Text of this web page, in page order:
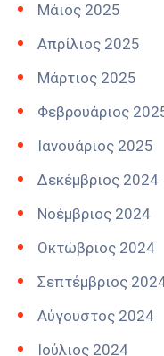
Μάιος 2025
Απρίλιος 2025
Μάρτιος 2025
Φεβρουάριος
Ιανουάριος 2025
Δεκέμβριος 2024
Νοέμβριος 2024
Οκτώβριος 2024
Σεπτέμβριος
Αύγουστος 2024
Ιούλιος 2024